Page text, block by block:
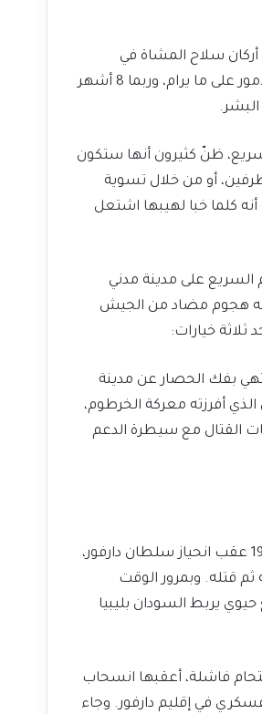
أركان سلاح المشاة في
الجيش البريطاني، الجنرال أرشيبالد موراي، أنها قد تستمر 3 أشهر إذا سارت الأمور على ما يرام، وربما 8 أشهر
ومليشيا الدعم السريع، ظنّ كثيرون أنها ستكون
أو من خلال تسوية
أنه كلما خبا لهيبها اشتعل
على مدينة مدني
هجوم مضاد من الجيش
ثلاثة خيارات:
بفك الحصار عن مدينة
الذي أفرزته معركة الخرطوم،
القتال مع سيطرة الدعم
الفاشر هي العاصمة التاريخية لإقليم دارفور، لكنها دُمجت في السودان عام 1916 عقب انحياز سلطان دارفور،
ثم قتله. وبمرور الوقت
يربط السودان بليبيا
على مدينة الفاشر بعد أكثر من 260 محاولة اقتحام فاشلة، أعقبها انسحاب
في إقليم دارفور. وجاء